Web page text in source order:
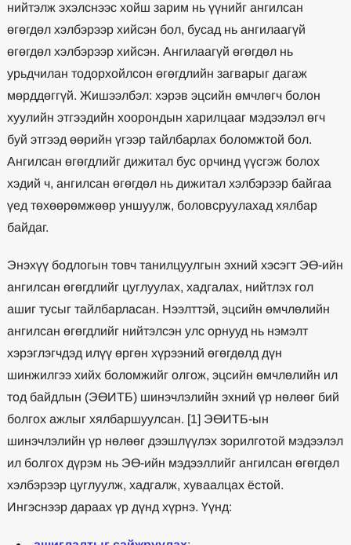
нийтэлж эхэлснээс хойш зарим нь үүнийг ангилсан
өгөгдөл хэлбэрээр хийсэн бол, бусад нь ангилаагүй
өгөгдөл хэлбэрээр хийсэн. Ангилаагүй өгөгдөл нь
урьдчилан тодорхойлсон өгөгдлийн загварыг дагаж
мөрддөггүй. Жишээлбэл: хэрэв эцсийн өмчлөгч болон
хуулийн этгээдийн хоорондын харилцааг мэдээлэл өгч
буй этгээд өөрийн үгээр тайлбарлах боломжтой бол.
Ангилсан өгөгдлийг дижитал бус орчинд үүсгэж болох
хэдий ч, ангилсан өгөгдөл нь дижитал хэлбэрээр байгаа
үед төхөөрөмжөөр уншуулж, боловсруулахад хялбар
байдаг.
Энэхүү бодлогын товч танилцуулгын эхний хэсэгт ЭӨ-ийн
ангилсан өгөгдлийг цуглуулах, хадгалах, нийтлэх гол
ашиг тусыг тайлбарласан. Нээлттэй, эцсийн өмчлөлийн
ангилсан өгөгдлийг нийтэлсэн улс орнууд нь нэмэлт
хэрэглэгчдэд илүү өргөн хүрээний өгөгдөлд дүн
шинжилгээ хийх боломжийг олгож, эцсийн өмчлөлийн ил
тод байдлын (ЭӨИТБ) шинэчлэлийн эхний үр нөлөөг бий
болгох ажлыг хялбаршуулсан. [1] ЭӨИТБ-ын
шинэчлэлийн үр нөлөөг дээшлүүлэх зорилготой мэдээлэл
ил болгох дүрэм нь ЭӨ-ийн мэдээллийг ангилсан өгөгдөл
хэлбэрээр цуглуулж, хадгалж, хуваалцах ёстой.
Ингэснээр дараах үр дүнд хүрнэ. Үүнд: